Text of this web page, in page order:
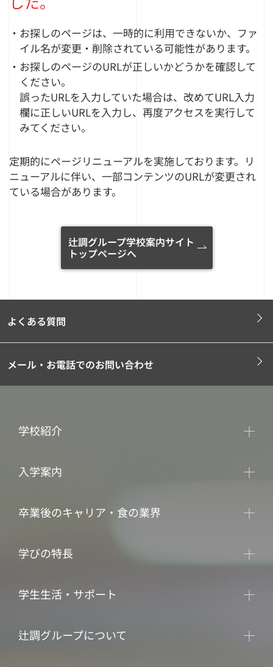
・お探しのページは、一時的に利用できないか、ファ
イル名が変更・削除されている可能性があります。
・お探しのページのURLが正しいかどうかを確認して
ください。
誤ったURLを入力していた場合は、改めてURL入力
欄に正しいURLを入力し、再度アクセスを実行して
みてください。
定期的にページリニューアルを実施しております。リ
ニューアルに伴い、一部コンテンツのURLが変更され
ている場合があります。
辻調グループ学校案内サイト
トップページへ
よくある質問
メール・お電話でのお問い合わせ
学校紹介
入学案内
卒業後のキャリア・食の業界
学びの特長
学生生活・サポート
辻調グループについて